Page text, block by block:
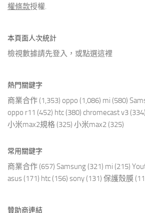
權條款授權.
本頁面人次統計
檢視數據請先登入，或點選這裡
熱門關鍵字
商業合作 (1,353) oppo (1,086) mi (580)
oppo r11 (452) htc (380) chromecast v3 (334)
小米max2規格 (325) 小米max2 (325)
常用關鍵字
商業合作 (657) Samsung (321) mi (215)
asus (171) htc (156) sony (131) 保護殼膜
贊助商連結